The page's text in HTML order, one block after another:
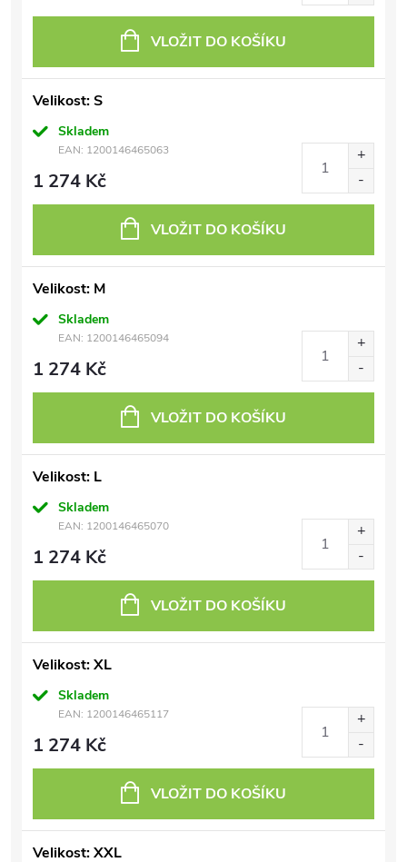
VLOŽIT DO KOŠÍKU
Velikost: S
Skladem
EAN: 1200146465063
1 274 Kč
VLOŽIT DO KOŠÍKU
Velikost: M
Skladem
EAN: 1200146465094
1 274 Kč
VLOŽIT DO KOŠÍKU
Velikost: L
Skladem
EAN: 1200146465070
1 274 Kč
VLOŽIT DO KOŠÍKU
Velikost: XL
Skladem
EAN: 1200146465117
1 274 Kč
VLOŽIT DO KOŠÍKU
Velikost: XXL